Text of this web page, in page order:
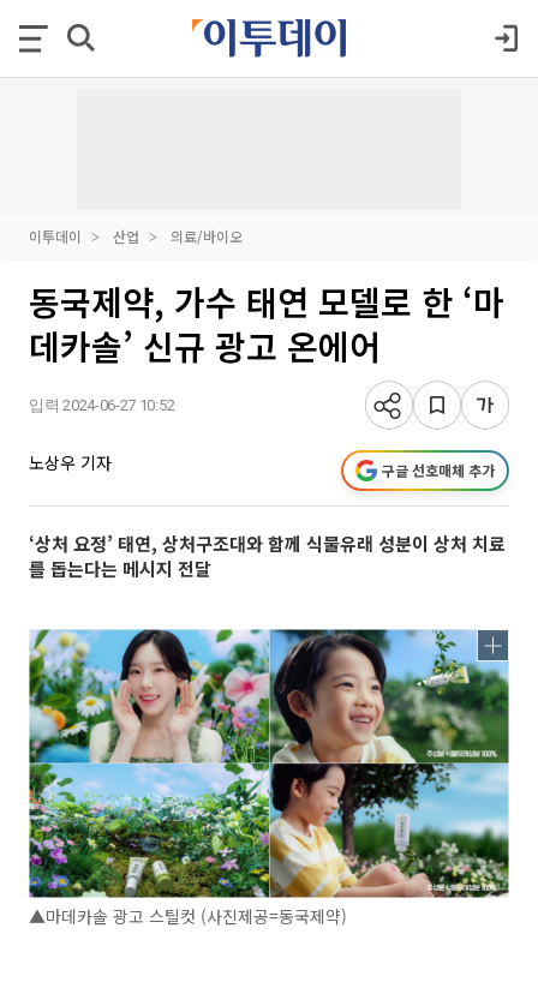
이투데이 산업 의료/바이오
동국제약, 가수 태연 모델로 한 ‘마
데카솔’ 신규 광고 온에어
입력 2024-06-27 10:52
노상우 기자 구글 선호매체 추가
‘상처 요정’ 태연, 상처구조대와 함께 식물유래 성분이 상처 치료
를 돕는다는 메시지 전달
▲마데카솔 광고 스틸컷 (사진제공=동국제약)